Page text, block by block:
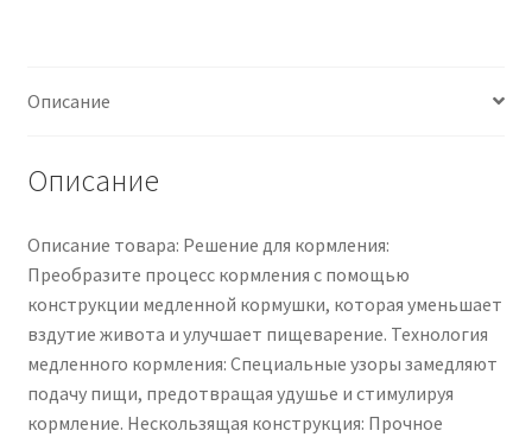
основание,
легко
идеально
подходит
для
собак
и
кошек.
Описание
Описание
Описание товара: Решение для кормления:
Преобразите процесс кормления с помощью
конструкции медленной кормушки, которая уменьшает
вздутие живота и улучшает пищеварение. Технология
медленного кормления: Специальные узоры замедляют
подачу пищи, предотвращая удушье и стимулируя
кормление. Нескользящая конструкция: Прочное